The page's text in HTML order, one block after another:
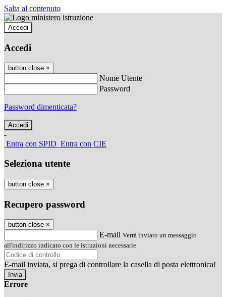
Salta al contenuto
Accedi
Accedi
button close ×
Nome Utente
Password
Password dimenticata?
-
Entra con SPID Entra con CIE
Seleziona utente
button close ×
Recupero password
button close ×
E-mail Verrà inviato un messaggio
all'indirizzo indicato con le istruzioni necessarie.
E-mail inviata, si prega di controllare la casella di posta elettronica!
Errore